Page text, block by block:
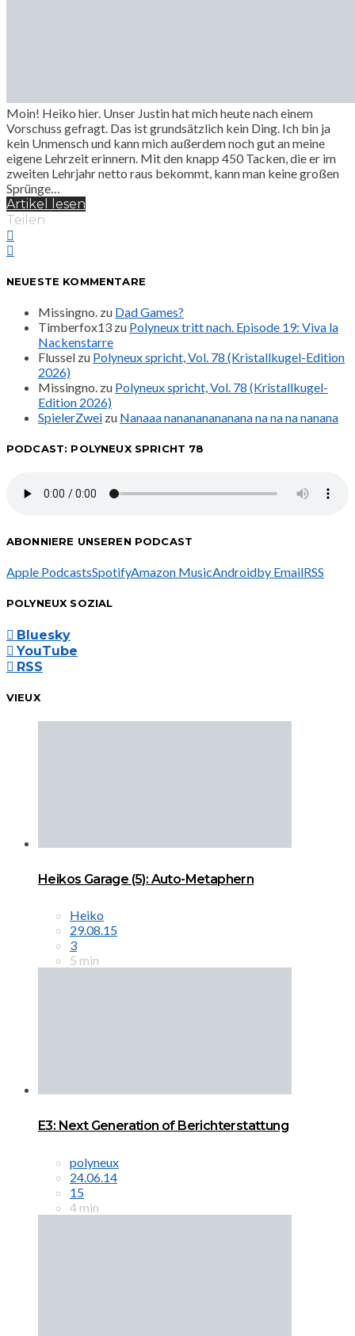
Moin! Heiko hier. Unser Justin hat mich heute nach einem
Vorschuss gefragt. Das ist grundsätzlich kein Ding. Ich bin ja
kein Unmensch und kann mich außerdem noch gut an meine
eigene Lehrzeit erinnern. Mit den knapp 450 Tacken, die er im
zweiten Lehrjahr netto raus bekommt, kann man keine großen
Sprünge…
Artikel lesen
Teilen
NEUESTE KOMMENTARE
Missingno. zu Dad Games?
Timberfox13 zu Polyneux tritt nach. Episode 19: Viva la
Nackenstarre
Flussel zu Polyneux spricht, Vol. 78 (Kristallkugel-Edition
2026)
Missingno. zu Polyneux spricht, Vol. 78 (Kristallkugel-
Edition 2026)
SpielerZwei zu Nanaaa nanananananana na na na nanana
PODCAST: POLYNEUX SPRICHT 78
ABONNIERE UNSEREN PODCAST
Apple PodcastsSpotifyAmazon MusicAndroidby EmailRSS
POLYNEUX SOZIAL
Bluesky
YouTube
RSS
VIEUX
Heikos Garage (5): Auto-Metaphern
Heiko
29.08.15
3
5 min
E3: Next Generation of Berichterstattung
polyneux
24.06.14
15
4 min